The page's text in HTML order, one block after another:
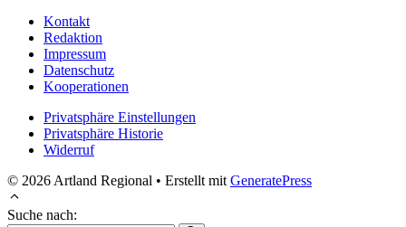
Kontakt
Redaktion
Impressum
Datenschutz
Kooperationen
Privatsphäre Einstellungen
Privatsphäre Historie
Widerruf
© 2026 Artland Regional • Erstellt mit GeneratePress
Suche nach: